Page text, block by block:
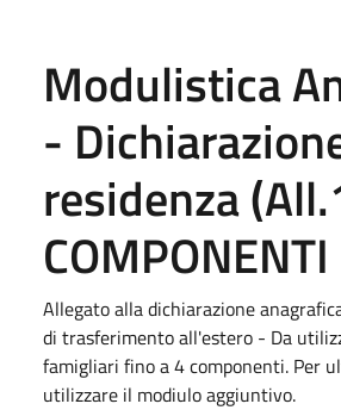
Modulistica
-
residenza
COMPONENTI
Allegato alla dichiarazione
di trasferimento all'estero - Da
famigliari fino a 4 componenti. Per
utilizzare il modiulo aggiuntivo.